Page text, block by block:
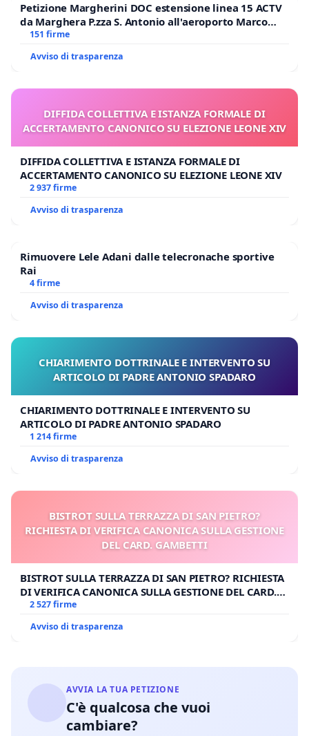
Petizione Margherini DOC estensione linea 15 ACTV
da Marghera P.zza S. Antonio all'aeroporto Marco
Polo tariffa a € 1,50
151 firme
Avviso di trasparenza
DIFFIDA COLLETTIVA E ISTANZA FORMALE DI
ACCERTAMENTO CANONICO SU ELEZIONE LEONE XIV
DIFFIDA COLLETTIVA E ISTANZA FORMALE DI
ACCERTAMENTO CANONICO SU ELEZIONE LEONE XIV
2 937 firme
Avviso di trasparenza
Rimuovere Lele Adani dalle telecronache sportive
Rai
4 firme
Avviso di trasparenza
CHIARIMENTO DOTTRINALE E INTERVENTO SU
ARTICOLO DI PADRE ANTONIO SPADARO
CHIARIMENTO DOTTRINALE E INTERVENTO SU
ARTICOLO DI PADRE ANTONIO SPADARO
1 214 firme
Avviso di trasparenza
BISTROT SULLA TERRAZZA DI SAN PIETRO?
RICHIESTA DI VERIFICA CANONICA SULLA GESTIONE
DEL CARD. GAMBETTI
BISTROT SULLA TERRAZZA DI SAN PIETRO? RICHIESTA
DI VERIFICA CANONICA SULLA GESTIONE DEL CARD.
GAMBETTI
2 527 firme
Avviso di trasparenza
AVVIA LA TUA PETIZIONE
C'è qualcosa che vuoi
cambiare?